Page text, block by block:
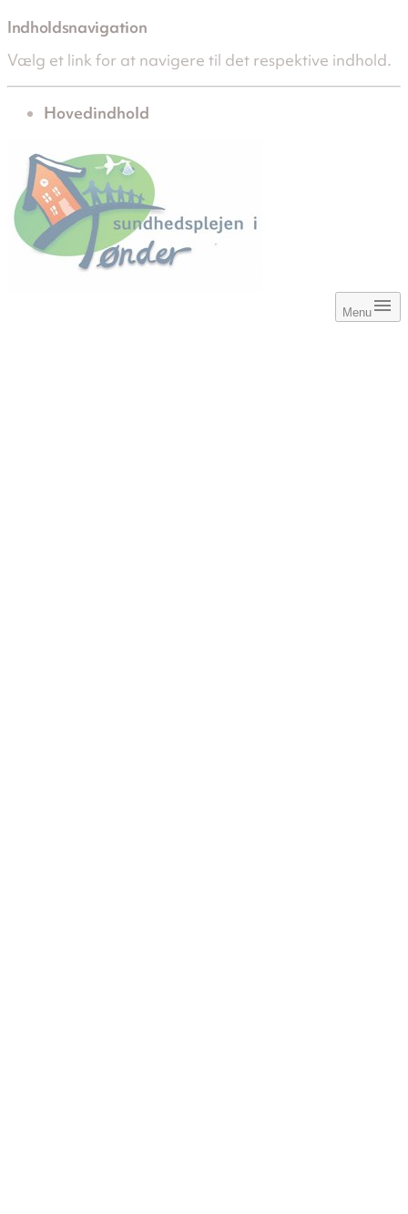
Indholdsnavigation
Vælg et link for at navigere til det respektive indhold.
gå til
Hovedindhold
Menu